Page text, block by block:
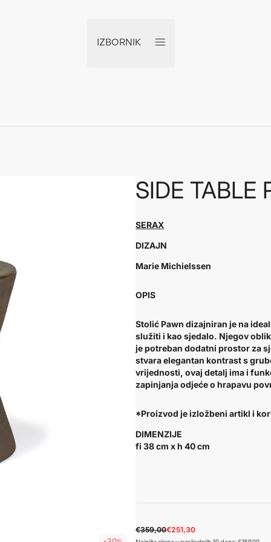
IZBORNIK
SIDE TABLE
SERAX
DIZAJN
Marie Michielssen
OPIS
Stolić Pawn dizajniran je na
služiti i kao sjedalo. Njegov
je potreban dodatni prostor za
stvara elegantan kontrast s
vrijednosti, ovaj detalj ima i
zapinjanja odjeće o hrapavu
*Proizvod je izložbeni artikl i
DIMENZIJE
fi 38 cm x h 40 cm
€359,00€251,30